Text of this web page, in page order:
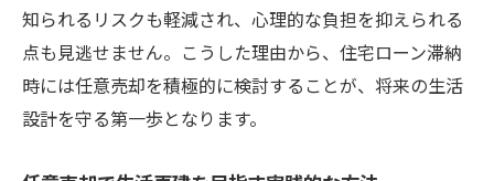
知られるリスクも軽減され、心理的な負担を抑えられる
点も見逃せません。こうした理由から、住宅ローン滞納
時には任意売却を積極的に検討することが、将来の生活
設計を守る第一歩となります。